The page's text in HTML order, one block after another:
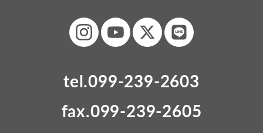
tel.099-239-2603
fax.099-239-2605